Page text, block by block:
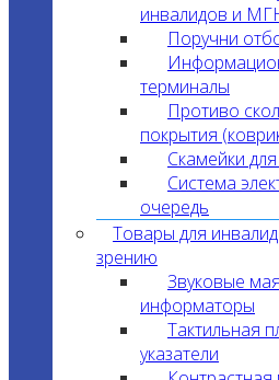
инвалидов и
Поручни
терминалы
Противо
покрытия
Скамейки
Система
очередь
Товары для
зрению
Звуковые
информаторы
Тактильная
указатели